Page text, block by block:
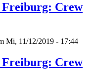
Crew
Mi, 11/12/2019 - 17:44
Crew